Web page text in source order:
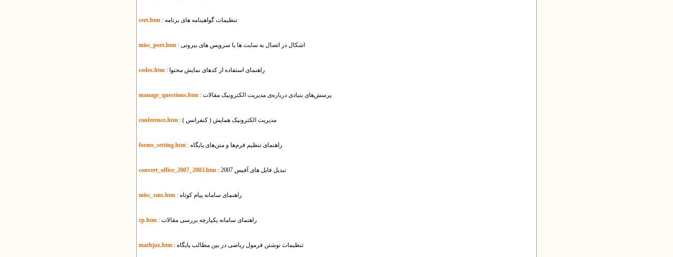
cert.htm : تنظیمات گواهینامه های برنامه
misc_port.htm : اشکال در اتصال به سایت ها یا سرویس های بیرونی
codes.htm : راهنمای استفاده از کدهای نمایش محتوا
manage_questions.htm : پرسش‌های بنیادی درباره‌ی مدیریت الکترونیک مقالات
conference.htm : مدیریت الکترونیک همایش ( کنفرانس )
forms_setting.htm : راهنمای تنظیم فرم‌ها و متن‌های پایگاه
convert_office_2007_2003.htm : تبدیل فایل های آفیس 2007
misc_sms.htm : راهنمای سامانه پیام کوتاه
cp.htm : راهنمای سامانه یکپارچه بررسی مقالات
mathjax.htm : تنظیمات نوشتن فرمول ریاضی در بین مطالب پایگاه